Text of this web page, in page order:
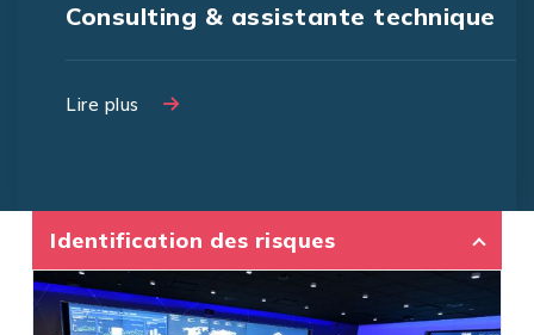
Consulting & assistante technique
Lire plus
Lire plus
Identification des risques